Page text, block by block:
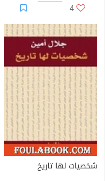
4
شخصيات لها تاريخ